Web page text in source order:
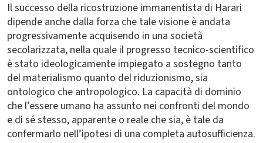
Il successo della ricostruzione immanentista di Harari
dipende anche dalla forza che tale visione è andata
progressivamente acquisendo in una società
secolarizzata, nella quale il progresso tecnico-scientifico
è stato ideologicamente impiegato a sostegno tanto
del materialismo quanto del riduzionismo, sia
ontologico che antropologico. La capacità di dominio
che l’essere umano ha assunto nei confronti del mondo
e di sé stesso, apparente o reale che sia, è tale da
confermarlo nell’ipotesi di una completa autosufficienza.